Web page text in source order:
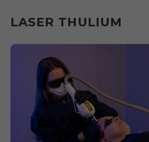
LASER THULIUM